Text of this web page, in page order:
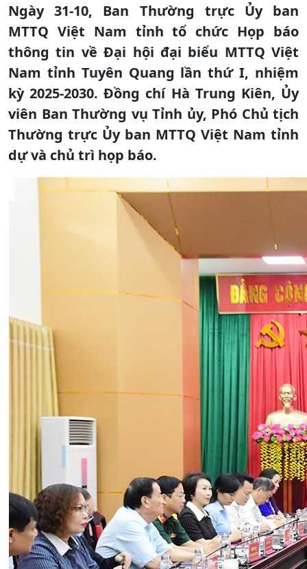
Ngày 31-10, Ban Thường trực Ủy ban
MTTQ Việt Nam tỉnh tổ chức Họp báo
thông tin về Đại hội đại biểu MTTQ Việt
Nam tỉnh Tuyên Quang lần thứ I, nhiệm
kỳ 2025-2030. Đồng chí Hà Trung Kiên, Ủy
viên Ban Thường vụ Tỉnh ủy, Phó Chủ tịch
Thường trực Ủy ban MTTQ Việt Nam tỉnh
dự và chủ trì họp báo.